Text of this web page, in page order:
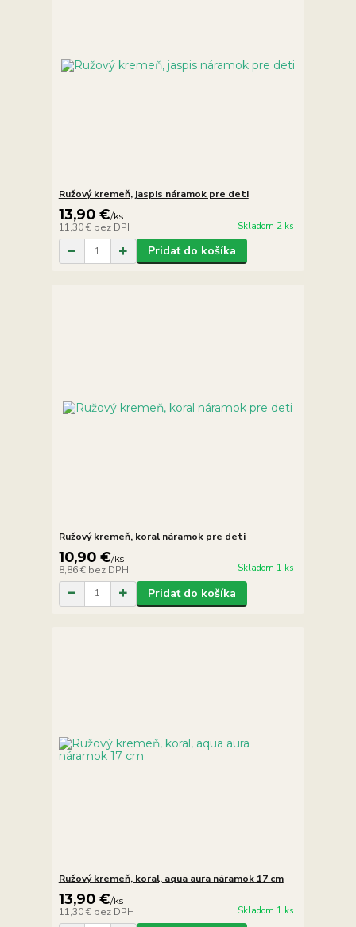
Ružový kremeň, jaspis náramok pre deti
13,90 €/ks
11,30 € bez DPH Skladom 2 ks
Pridať do košíka
Ružový kremeň, koral náramok pre deti
10,90 €/ks
8,86 € bez DPH Skladom 1 ks
Pridať do košíka
Ružový kremeň, koral, aqua aura náramok 17 cm
13,90 €/ks
11,30 € bez DPH Skladom 1 ks